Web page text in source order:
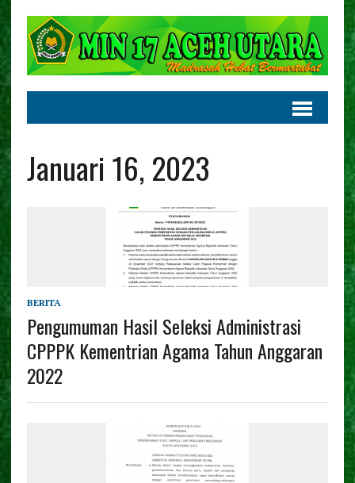
Januari 16, 2023
BERITA
Pengumuman Hasil Seleksi Administrasi
CPPPK Kementrian Agama Tahun Anggaran
2022